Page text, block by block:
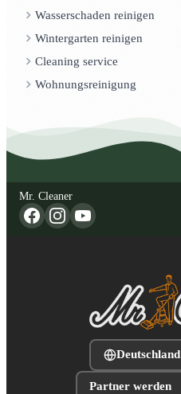
Wasserschaden reinigen
Wintergarten reinigen
Cleaning service
Wohnungsreinigung
Mr. Cleaner
Deutschland
Partner werden